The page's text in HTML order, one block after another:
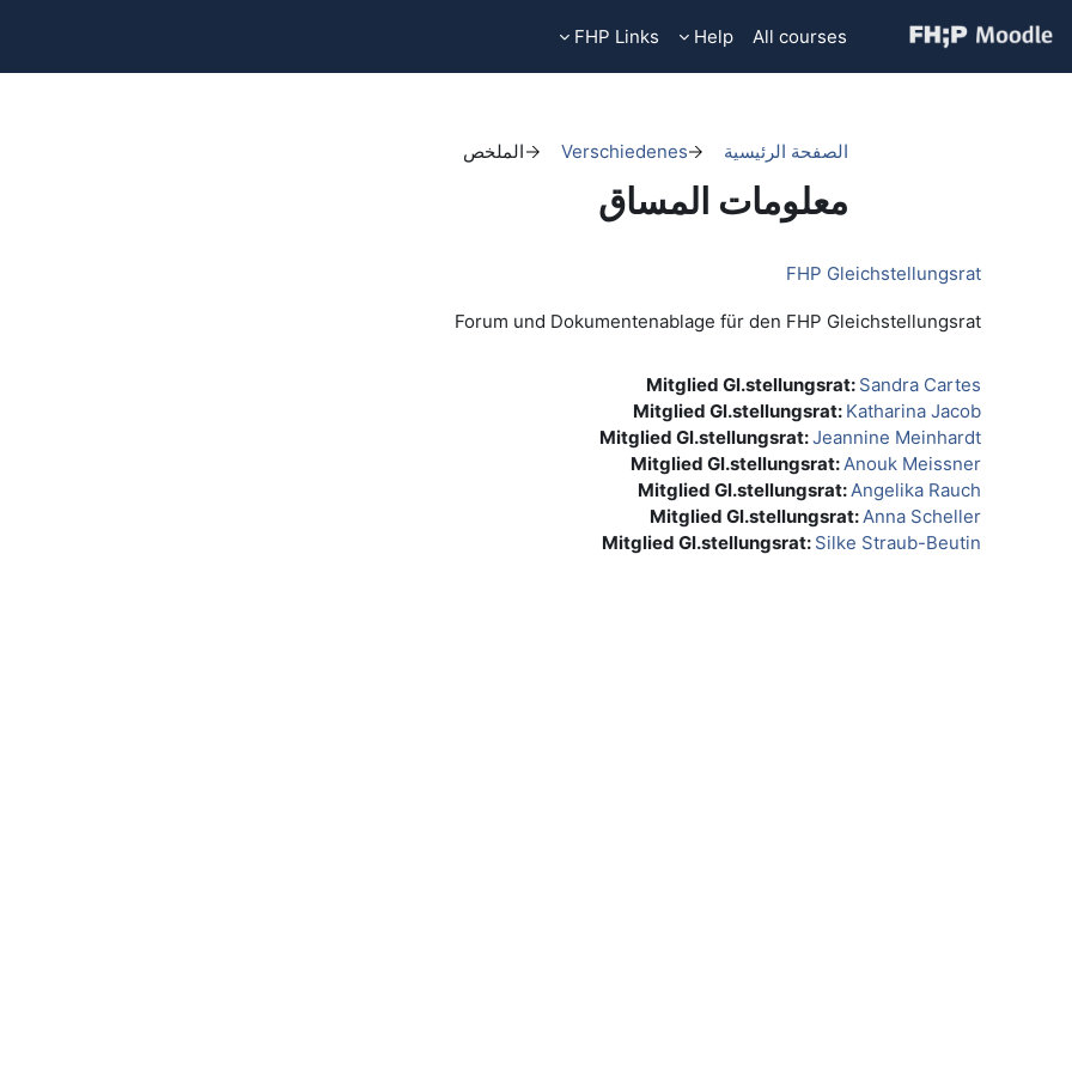
All courses
Help
FHP Links
الصفحة الرئيسية Verschiedenes الملخص
معلومات المساق
FHP Gleichstellungsrat
Forum und Dokumentenablage für den FHP Gleichstellungsrat
Mitglied Gl.stellungsrat: Sandra Cartes
Mitglied Gl.stellungsrat: Katharina Jacob
Mitglied Gl.stellungsrat:Jeannine Meinhardt
Mitglied Gl.stellungsrat:Anouk Meissner
Mitglied Gl.stellungsrat:Angelika Rauch
Mitglied Gl.stellungsrat:Anna Scheller
Mitglied Gl.stellungsrat: Silke Straub-Beutin